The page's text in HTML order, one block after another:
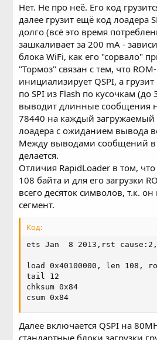
Нет. Не про неё. Его код
далее грузит ещё код лоадера
долго (всё это время
зашкаливает за 200 mA -
блока WiFi, как его "сорвало"
"Тормоз" связан с тем, что
инициализирует QSPI, а
по SPI из Flash по кусочкам (до
выводит длинные сообщения
78440 на каждый загружаемый
лоадера с ожиданием вывода
Между выводами сообщений в
делается.
Отличия RapidLoader в том,
108 байта и для его загрузки
всего десяток символов, т.к.
сегмент.
Код:
ets Jan  8 2013,rst
load 0x40100000, len 108,
tail 12
chksum 0x84
csum 0x84
Далее включается QSPI на
стандартные блоки загрузки